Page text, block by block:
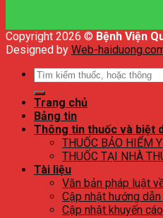
Copyright 2026 © Bệnh Viện
Designed by Web-
Tìm
kiếm:
Trang chủ
Bảng tin
Thông tin thuốc và biệt
THUỐC BẢO HIỂM
THUỐC TẠI NHÀ
Tài liệu
Văn bản pháp luật
Cập nhật hướng
Cập nhật khuyến